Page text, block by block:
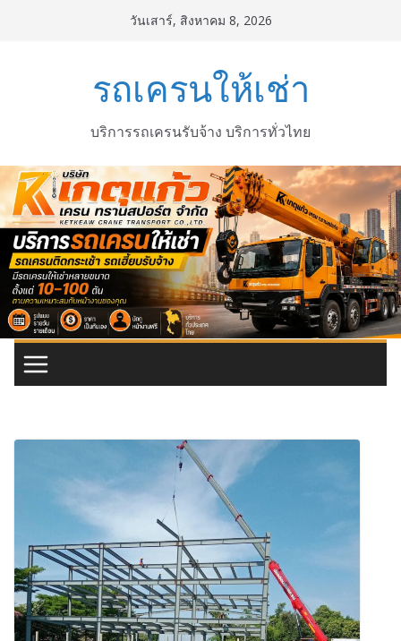
วันเสาร์, สิงหาคม 8, 2026
รถเครนให้เช่า
บริการรถเครนรับจ้าง บริการทั่วไทย